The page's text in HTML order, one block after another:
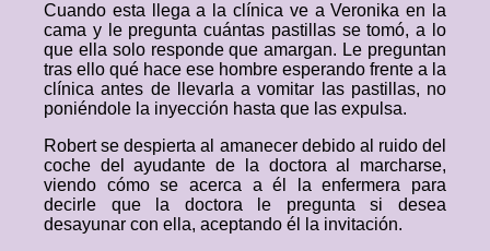
Cuando esta llega a la clínica ve a Veronika en la
cama y le pregunta cuántas pastillas se tomó, a lo
que ella solo responde que amargan. Le preguntan
tras ello qué hace ese hombre esperando frente a la
clínica antes de llevarla a vomitar las pastillas, no
poniéndole la inyección hasta que las expulsa.
Robert se despierta al amanecer debido al ruido del
coche del ayudante de la doctora al marcharse,
viendo cómo se acerca a él la enfermera para
decirle que la doctora le pregunta si desea
desayunar con ella, aceptando él la invitación.